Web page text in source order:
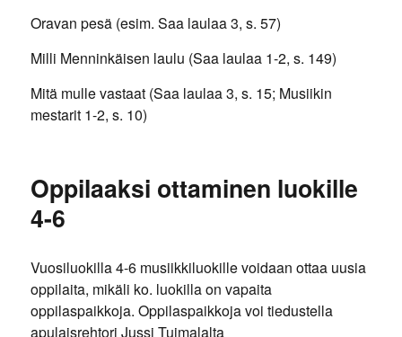
Oravan pesä (esim. Saa laulaa 3, s. 57)
Milli Menninkäisen laulu (Saa laulaa 1-2, s. 149)
Mitä mulle vastaat (Saa laulaa 3, s. 15; Musiikin
mestarit 1-2, s. 10)
Oppilaaksi ottaminen luokille
4-6
Vuosiluokilla 4-6 musiikkiluokille voidaan ottaa uusia
oppilaita, mikäli ko. luokilla on vapaita
oppilaspaikkoja. Oppilaspaikkoja voi tiedustella
apulaisrehtori Jussi Tuimalalta